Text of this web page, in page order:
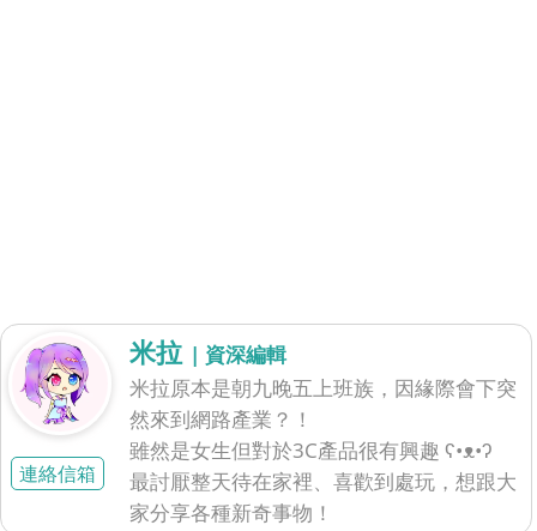
連絡信箱
米拉 | 資深編輯
米拉原本是朝九晚五上班族，因緣際會下突
然來到網路產業？！
雖然是女生但對於3C產品很有興趣 ʕ•ᴥ•ʔ
最討厭整天待在家裡、喜歡到處玩，想跟大
家分享各種新奇事物！